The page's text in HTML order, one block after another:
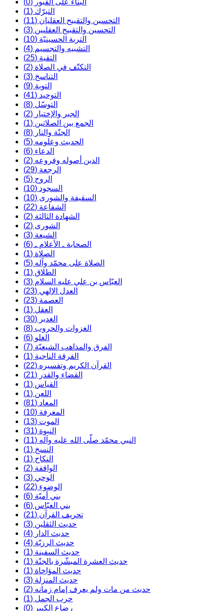
البناء على القبور (0)
التبرّك (1)
التحسين والتقبيح العقليان (11)
التحسين والتقبيح العقليين (3)
التربة الحسينيّة (10)
التشبيه والتجسيم (4)
التقية (25)
التكتّف في الصلاة (2)
التناسخ (3)
التوبة (9)
التوحيد (41)
التوسّل (8)
الجبر والإختيار (2)
الجمع بين الصلاتين (1)
الجنّة والنار (8)
الحديث وعلومه (5)
الدعاء (6)
الدين أصوله وفروعه (2)
الرجعة (29)
الروح (5)
السجود (10)
السقيفة والشورى (10)
الشفاعة (22)
الشهادة الثالثة (2)
الشورى (2)
الشيعة (3)
الصحابة ـ الأعلام ـ (6)
الصلاة (1)
الصلاة على محمّد وآله (5)
الطلاق (1)
العبّاس بن علي عليه السلام (3)
العدل الإلهي (23)
العصمة (23)
العقل (1)
الغدير (30)
الغزوات والحروب (8)
الغلو (6)
الفرق والمذاهب الشيعيّة (7)
الفرقة الناجية (1)
القرآن الكريم وتفسيره (22)
القضاء والقدر (21)
القياس (1)
اللعن (1)
المعاد (81)
المعرفة (10)
الموت (13)
النبوة (31)
النبي محمّد صلّى الله عليه وآله (11)
النسخ (1)
النكاح (1)
الواقفة (2)
الوحي (3)
الوضوء (22)
بني أميّة (6)
بني العبّاس (6)
تحريف القرآن (21)
حديث الثقلين (3)
حديث الدار (4)
حديث الرزيّة (4)
حديث السفينة (1)
حديث العشرة المبشّرة بالجنّة (1)
حديث المؤاخاة (1)
حديث المنزلة (3)
حديث من مات ولم يعرف إمام زمانه (2)
حرب الجمل (1)
رضاع الكبير (0)